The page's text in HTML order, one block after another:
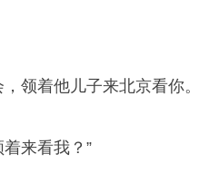
领着他儿子来北京看你
来看我？”